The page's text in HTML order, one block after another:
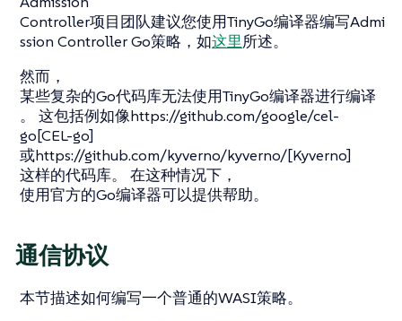
Controller项目团队建议您使用TinyGo编译器编写Admi
ssion Controller Go策略，如这里所述。
然而，
某些复杂的Go代码库无法使用TinyGo编译器进行编译
。 这包括例如像https://github.com/google/cel-
go[CEL-go]
或https://github.com/kyverno/kyverno/[Kyverno]
这样的代码库。 在这种情况下，
使用官方的Go编译器可以提供帮助。
通信协议
本节描述如何编写一个普通的WASI策略。